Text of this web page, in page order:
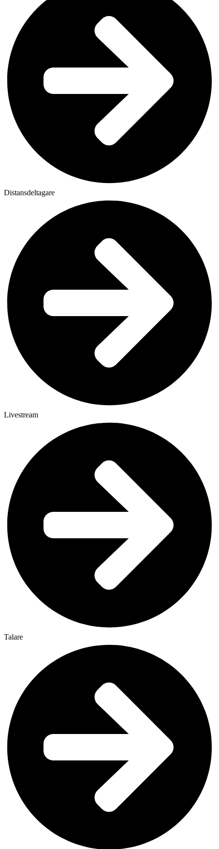
Distansdeltagare
Livestream
Talare